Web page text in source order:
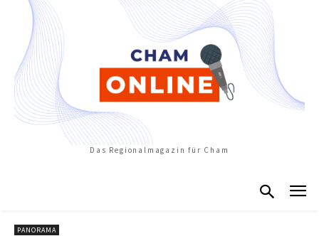
Das Regionalmagazin für Cham
PANORAMA